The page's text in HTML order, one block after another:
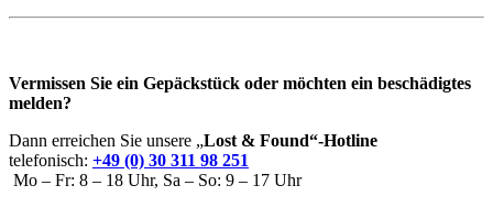
Vermissen Sie ein Gepäckstück oder möchten ein beschädigtes
melden?
Dann erreichen Sie unsere „Lost & Found“-Hotline
telefonisch: +49 (0) 30 311 98 251
Mo – Fr: 8 – 18 Uhr, Sa – So: 9 – 17 Uhr